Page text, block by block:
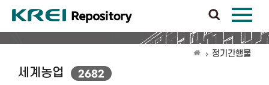
정기간행물
세계농업 2682